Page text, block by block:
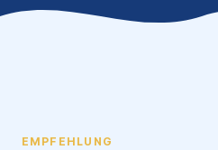
EMPFEHLUNG